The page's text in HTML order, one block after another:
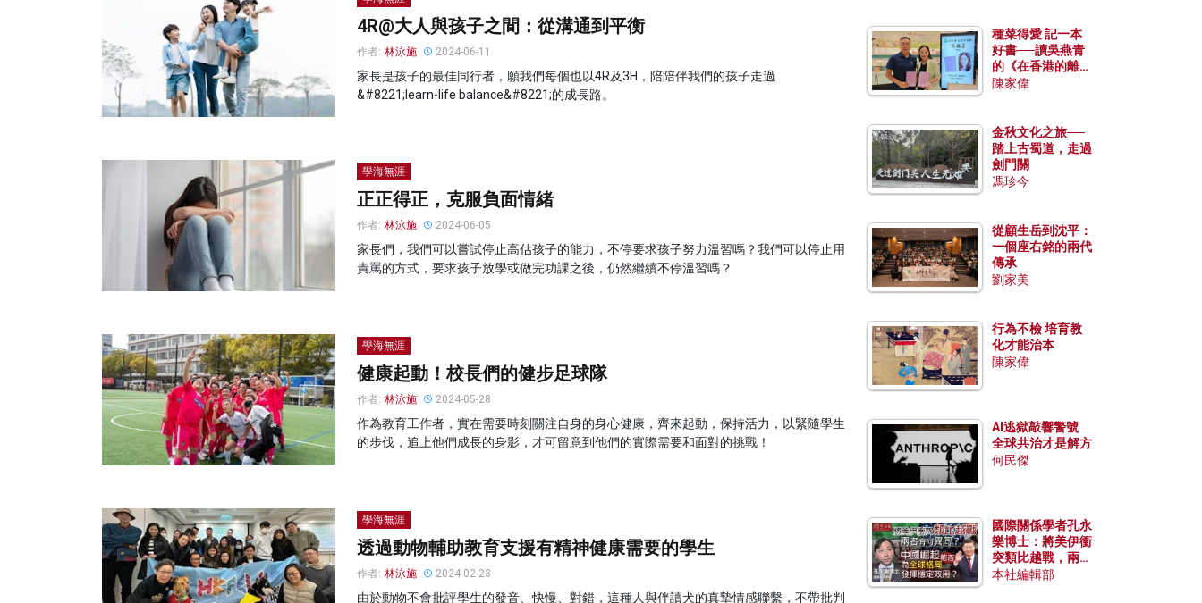
4R@大人與孩子之間：從溝通到平衡
作者: 林泳施 2024-06-11
家長是孩子的最佳同行者，願我們每個也以4R及3H，陪陪伴我們的孩子走過
&#8221;learn-life balance&#8221;的成長路。
學海無涯
正正得正，克服負面情緒
作者: 林泳施 2024-06-05
家長們，我們可以嘗試停止高估孩子的能力，不停要求孩子努力溫習嗎？我們可以停止用
責罵的方式，要求孩子放學或做完功課之後，仍然繼續不停溫習嗎？
學海無涯
健康起動！校長們的健步足球隊
作者: 林泳施 2024-05-28
作為教育工作者，實在需要時刻關注自身的身心健康，齊來起動，保持活力，以緊隨學生
的步伐，追上他們成長的身影，才可留意到他們的實際需要和面對的挑戰！
學海無涯
透過動物輔助教育支援有精神健康需要的學生
作者: 林泳施 2024-02-23
由於動物不會批評學生的發音、快慢、對錯，這種人與伴讀犬的真摯情感聯繫，不帶批判
種菜得愛 記一本
好書──讀吳燕青
的《在香港的離島
種菜》
陳家偉
金秋文化之旅──
踏上古蜀道，走過
劍門關
馮珍今
從顧生岳到沈平：
一個座右銘的兩代
傳承
劉家美
行為不檢 培育教
化才能治本
陳家偉
AI逃獄敲響警號
全球共治才是解方
何民傑
國際關係學者孔永
樂博士：將美伊衝
突類比越戰，兩者
有何異同？中國崛
本社編輯部